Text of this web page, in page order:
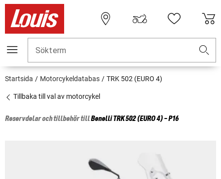
Sökterm
Startsida Motorcykeldatabas TRK 502 (EURO 4)
Tillbaka till val av motorcykel
Reservdelar och tillbehör tillBenelliTRK 502 (EURO 4) - P16